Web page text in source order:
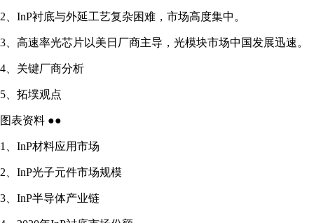
2、InP衬底与外延工艺复杂困难，市场高度集中。
3、高速率光芯片以美日厂商主导，光模块市场中国发展迅速。
4、关键厂商分析
5、拓墣观点
图表资料 ●●
1、InP材料应用市场
2、InP光子元件市场规模
3、InP半导体产业链